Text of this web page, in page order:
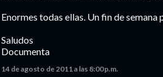
Enormes todas ellas. Un fin de semana
Saludos
Documenta
14 de agosto de 2011 a las 8:00 p.m.